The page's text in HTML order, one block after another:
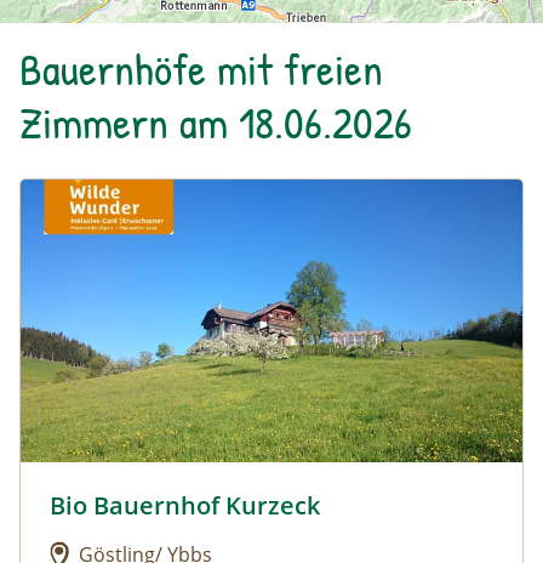
Bauernhöfe mit freien
Zimmern am 18.06.2026
Urlaub am Bauernhof: Bio Bauernhof Kurzeck
Urlaub am Bauernhof: Bio Bauernhof Kurzeck
Bio Bauernhof Kurzeck
Göstling/ Ybbs